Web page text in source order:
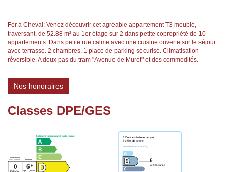
Fer à Cheval: Venez découvrir cet agréable appartement T3 meublé,
traversant, de 52.88 m² au 1er étage sur 2 dans petite copropriété de 10
appartements. Dans petite rue calme avec une cuisine ouverte sur le séjour
avec terrasse. 2 chambres. 1 place de parking sécurisé. Climatisation
réversible. A deux pas du tram "Avenue de Muret" et des commodités.
Nos honoraires
Classes DPE/GES